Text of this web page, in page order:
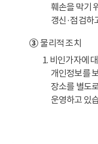
훼손을 막기
갱신·점검하
③물리적 조치
1. 비인가자에
개인정보를
장소를 별도
운영하고 있